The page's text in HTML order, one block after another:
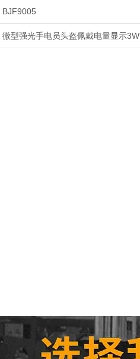
BJF9005
微型强光手电员头盔佩戴电量显示3W